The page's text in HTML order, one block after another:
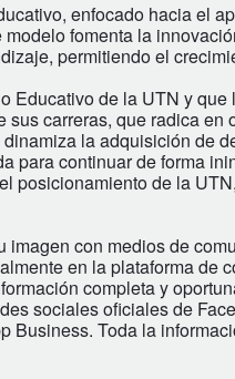
enfocado hacia el
fomenta la
permitiendo el
Educativo de la UTN y
sus carreras, que radica
la adquisición de
para continuar de forma
posicionamiento de la
imagen con medios de
en la plataforma de
completa y
sociales oficiales de
Business. Toda la